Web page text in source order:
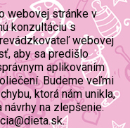
webovej stránke v
konzultáciu s
webovej
aby sa predišlo
aplikovaním
Budeme veľmi
ktorá nám unikla,
na zlepšenie.